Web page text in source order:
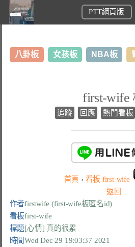
PTT網頁版
八卦板 女孩板 NBA板
first-wife
追蹤 回應 熱門看板
首頁 › 看板 first-wife
返回
作者firstwife (first-wife板匿名id)
看板first-wife
標題[心情] 真的很累
時間Wed Dec 29 19:03:37 2021